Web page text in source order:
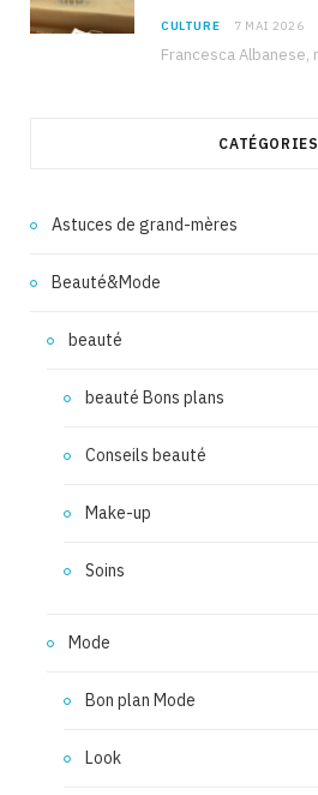
CULTURE 7 MAI 2026
CATÉGORIES
Astuces de grand-mères
Beauté&Mode
beauté
beauté Bons plans
Conseils beauté
Make-up
Soins
Mode
Bon plan Mode
Look